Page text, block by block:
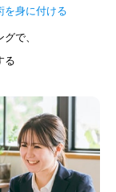
を身に付ける
で、
る